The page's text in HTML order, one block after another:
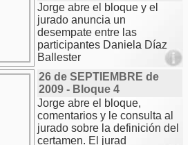
Jorge abre el bloque y el
jurado anuncia un
desempate entre las
participantes Daniela Díaz
Ballester
26 de SEPTIEMBRE de
2009 - Bloque 4
Jorge abre el bloque,
comentarios y le consulta al
jurado sobre la definición del
certamen. El jurad